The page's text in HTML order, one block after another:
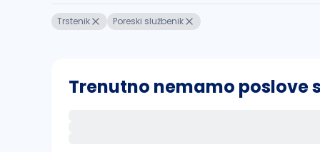
Trstenik Poreski službenik
Trenutno nemamo poslove